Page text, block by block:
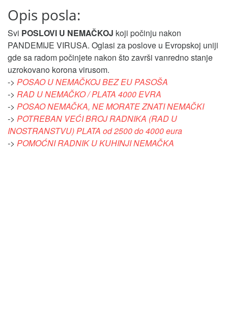
Opis posla:
Svi POSLOVI U NEMAČKOJ koji počinju nakon
PANDEMIJE VIRUSA. Oglasi za poslove u Evropskoj uniji
gde sa radom počinjete nakon što završi vanredno stanje
uzrokovano korona virusom.
-> POSAO U NEMAČKOJ BEZ EU PASOŠA
-> RAD U NEMAČKO / PLATA 4000 EVRA
-> POSAO NEMAČKA, NE MORATE ZNATI NEMAČKI
-> POTREBAN VEĆI BROJ RADNIKA (RAD U
INOSTRANSTVU) PLATA od 2500 do 4000 eura
-> POMOĆNI RADNIK U KUHINJI NEMAČKA